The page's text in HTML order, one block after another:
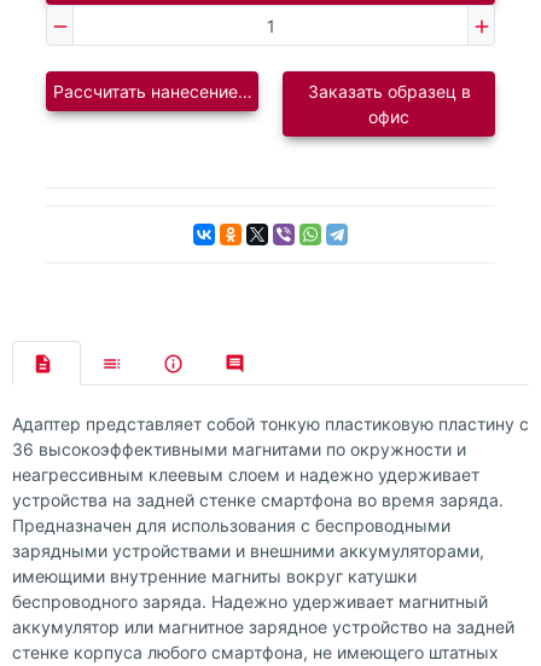
Рассчитать нанесение логотипаЗаказать образец в
офис
Адаптер представляет собой тонкую пластиковую пластину с
36 высокоэффективными магнитами по окружности и
неагрессивным клеевым слоем и надежно удерживает
устройства на задней стенке смартфона во время заряда.
Предназначен для использования с беспроводными
зарядными устройствами и внешними аккумуляторами,
имеющими внутренние магниты вокруг катушки
беспроводного заряда. Надежно удерживает магнитный
аккумулятор или магнитное зарядное устройство на задней
стенке корпуса любого смартфона, не имеющего штатных